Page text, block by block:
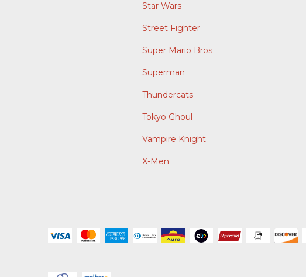
Star Wars
Street Fighter
Super Mario Bros
Superman
Thundercats
Tokyo Ghoul
Vampire Knight
X-Men